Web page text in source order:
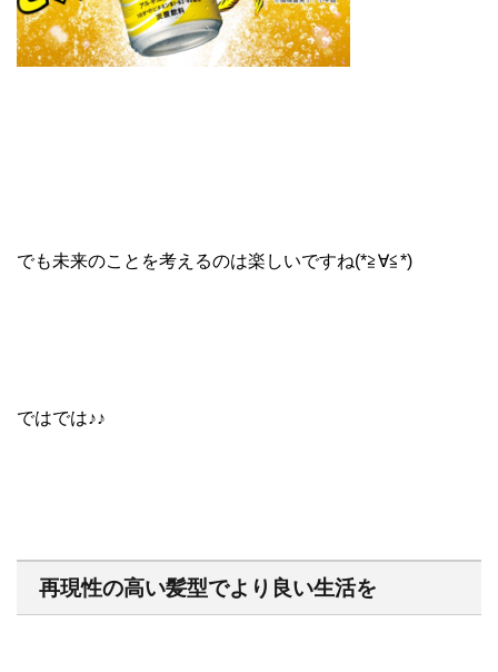
でも未来のことを考えるのは楽しいですね(*≧∀≦*)
ではでは♪♪
再現性の高い髪型でより良い生活を